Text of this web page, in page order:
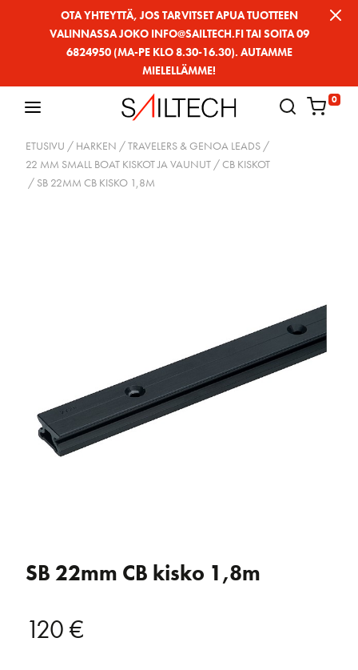
OTA YHTEYTTÄ, JOS TARVITSET APUA TUOTTEEN
VALINNASSA JOKO INFO@SAILTECH.FI TAI SOITA 09
6824950 (MA-PE KLO 8.30-16.30). AUTAMME
MIELELLÄMME!
0
ETUSIVU / HARKEN /TRAVELERS & GENOA LEADS /
22 MM SMALL BOAT KISKOT JA VAUNUT /CB KISKOT
/ SB 22MM CB KISKO 1,8M
SB 22mm CB kisko 1,8m
120€